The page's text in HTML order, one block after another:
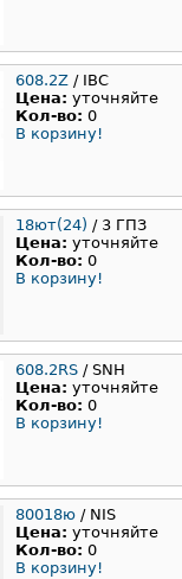
608.2Z / IBC
Цена: уточняйте
Кол-во: 0
В корзину!
18ют(24) / 3 ГПЗ
Цена: уточняйте
Кол-во: 0
В корзину!
608.2RS / SNH
Цена: уточняйте
Кол-во: 0
В корзину!
80018ю / NIS
Цена: уточняйте
Кол-во: 0
В корзину!